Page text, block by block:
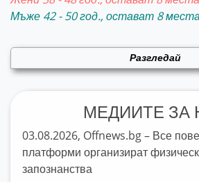
Мъже 42 - 50 год., остават 8
Разгледай
МЕДИИТЕ ЗА
03.08.2026, Offnews.bg – Все
платформи организират
запознанства